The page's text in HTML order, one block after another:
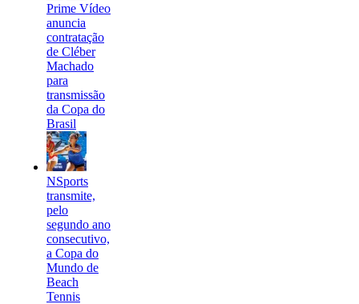
Prime Vídeo
anuncia
contratação
de Cléber
Machado
para
transmissão
da Copa do
Brasil
NSports
transmite,
pelo
segundo ano
consecutivo,
a Copa do
Mundo de
Beach
Tennis